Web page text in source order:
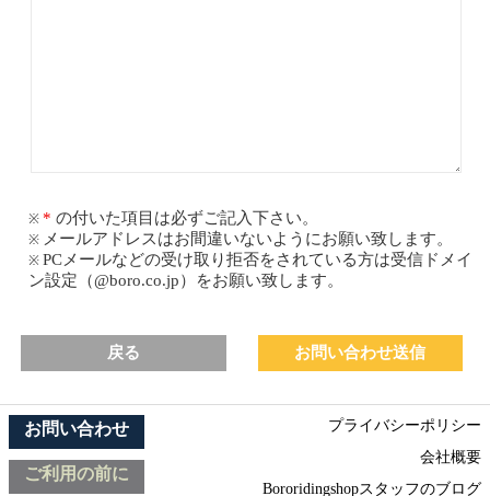
の付いた項目は必ずご記入下さい。
メールアドレスはお間違いないようにお願い致します。
PCメールなどの受け取り拒否をされている方は受信ドメイ
ン設定（@boro.co.jp）をお願い致します。
戻る
お問い合わせ
ご利用の前に
プライバシーポリシー
会社概要
Bororidingshopスタッフのブログ